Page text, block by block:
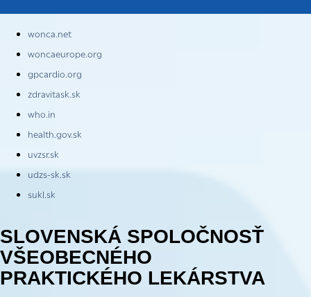
wonca.net
woncaeurope.org
gpcardio.org
zdravitask.sk
who.in
health.gov.sk
uvzsr.sk
udzs-sk.sk
sukl.sk
SLOVENSKÁ SPOLOČNOSŤ
VŠEOBECNÉHO
PRAKTICKÉHO LEKÁRSTVA